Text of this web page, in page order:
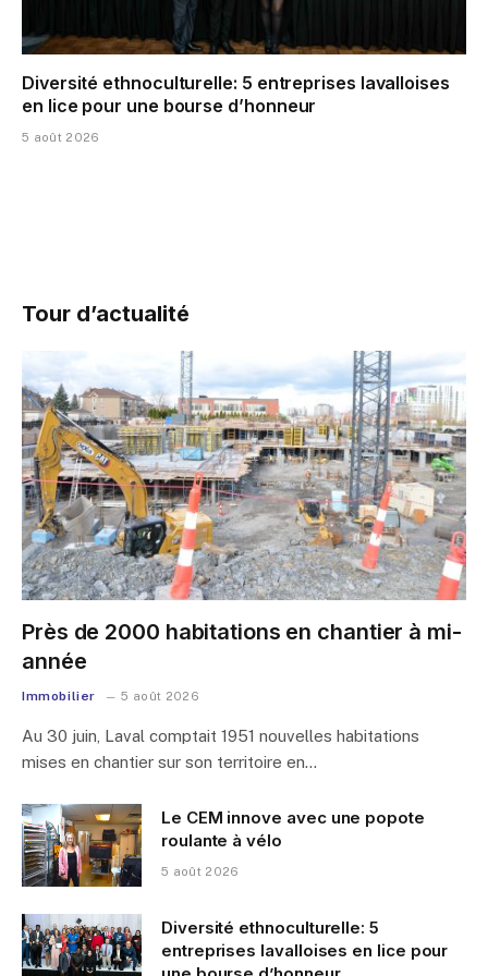
Diversité ethnoculturelle: 5 entreprises lavalloises
en lice pour une bourse d’honneur
5 août 2026
Tour d’actualité
Près de 2000 habitations en chantier à mi-
année
Immobilier 5 août 2026
Au 30 juin, Laval comptait 1951 nouvelles habitations
mises en chantier sur son territoire en…
Le CEM innove avec une popote
roulante à vélo
5 août 2026
Diversité ethnoculturelle: 5
entreprises lavalloises en lice pour